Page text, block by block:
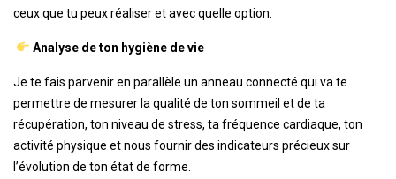
ceux que tu peux réaliser et avec quelle option.
Analyse de ton hygiène de vie
Je te fais parvenir en parallèle un anneau connecté qui va te
permettre de mesurer la qualité de ton sommeil et de ta
récupération, ton niveau de stress, ta fréquence cardiaque, ton
activité physique et nous fournir des indicateurs précieux sur
l’évolution de ton état de forme.